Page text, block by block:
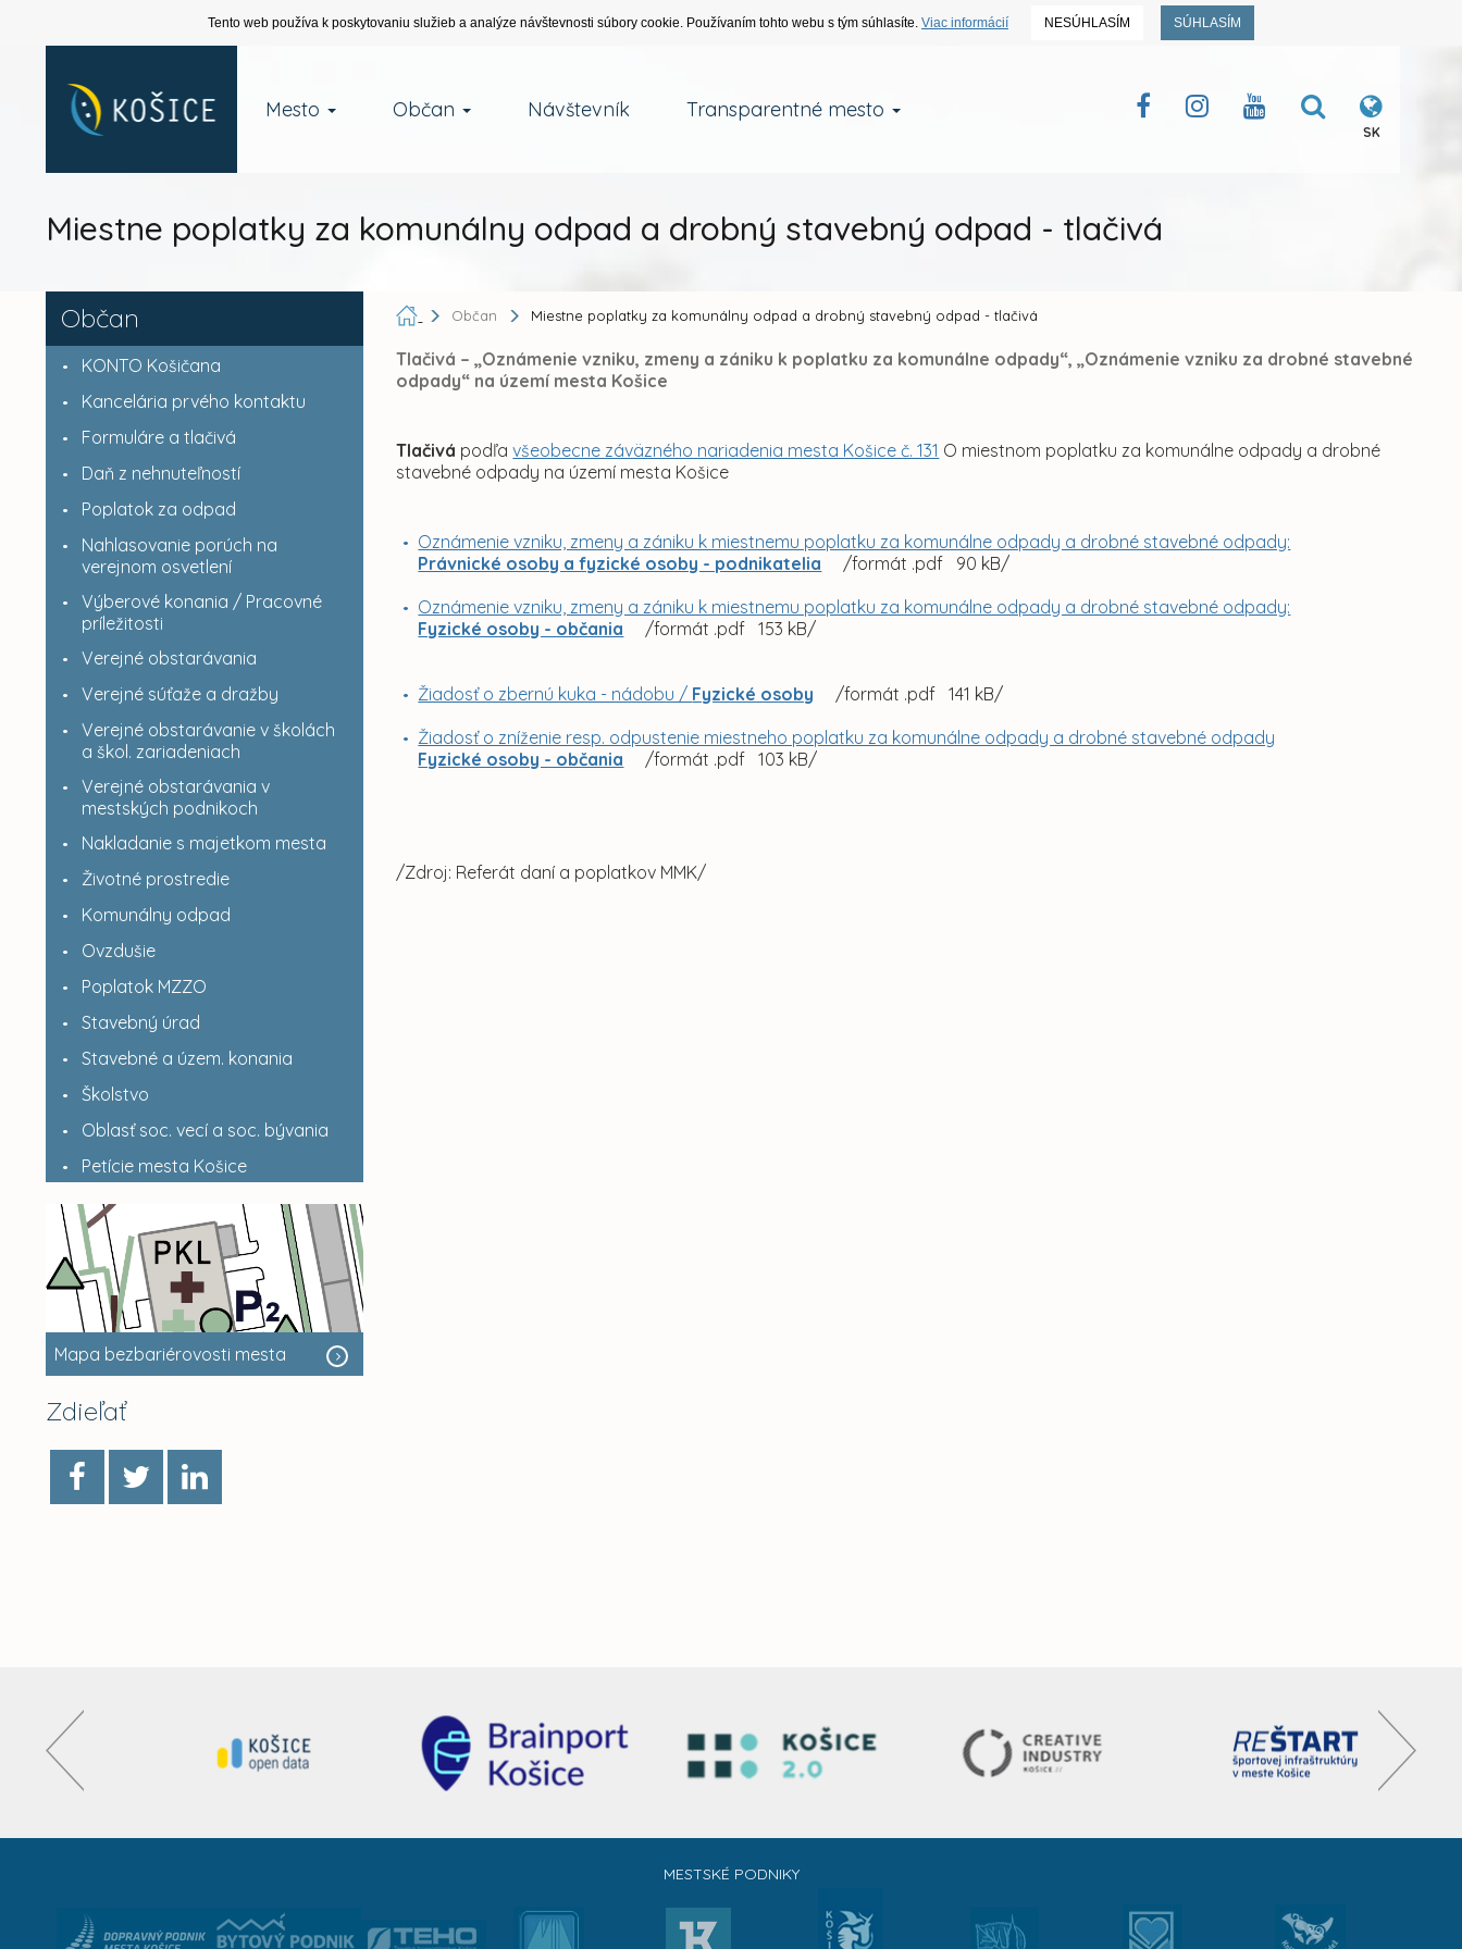
Tento web používa k poskytovaniu služieb a analýze návštevnosti súbory cookie. Používaním tohto webu s tým súhlasíte. Viac informácií NESÚHLASÍM SÚHLASÍM
Mesto Občan Návštevník Transparentné mesto
SK
Miestne poplatky za komunálny odpad a drobný stavebný odpad - tlačivá
Občan
KONTO Košičana
Kancelária prvého kontaktu
Formuláre a tlačivá
Daň z nehnuteľností
Poplatok za odpad
Nahlasovanie porúch na
verejnom osvetlení
Výberové konania / Pracovné
príležitosti
Verejné obstarávania
Verejné súťaže a dražby
Verejné obstarávanie v školách
a škol. zariadeniach
Verejné obstarávania v
mestských podnikoch
Nakladanie s majetkom mesta
Životné prostredie
Komunálny odpad
Ovzdušie
Poplatok MZZO
Stavebný úrad
Stavebné a územ. konania
Školstvo
Oblasť soc. vecí a soc. bývania
Petície mesta Košice
Mapa bezbariérovosti mesta
Zdieľať
Občan Miestne poplatky za komunálny odpad a drobný stavebný odpad - tlačivá
Tlačivá – „Oznámenie vzniku, zmeny a zániku k poplatku za komunálne odpady“, „Oznámenie vzniku za drobné stavebné
odpady“ na území mesta Košice
Tlačivá podľavšeobecne záväzného nariadenia mesta Košice č. 131 O miestnom poplatku za komunálne odpady a drobné
stavebné odpady na území mesta Košice
Oznámenie vzniku, zmeny a zániku k miestnemu poplatku za komunálne odpady a drobné stavebné odpady:
Právnické osoby a fyzické osoby - podnikatelia
/formát .pdf 90 kB/
Oznámenie vzniku, zmeny a zániku k miestnemu poplatku za komunálne odpady a drobné stavebné odpady:
Fyzické osoby - občania
/formát .pdf 153 kB/
Žiadosť o zbernú kuka - nádobu / Fyzické osoby
/formát .pdf 141 kB/
Žiadosť o zníženie resp. odpustenie miestneho poplatku za komunálne odpady a drobné stavebné odpady
Fyzické osoby - občania
/formát .pdf 103 kB/
/Zdroj: Referát daní a poplatkov MMK/
MESTSKÉ PODNIKY